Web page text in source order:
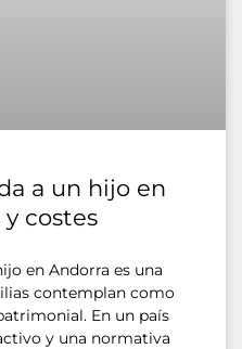
a un hijo en
costes
en Andorra es una
contemplan como
En un país
y una normativa